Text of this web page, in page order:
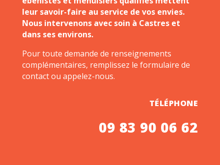
leur savoir-faire au service de vos envies.
Nous intervenons avec soin à Castres et
dans ses environs.
Pour toute demande de renseignements
complémentaires, remplissez le formulaire de
contact ou appelez-nous.
TÉLÉPHONE
09 83 90 06 62